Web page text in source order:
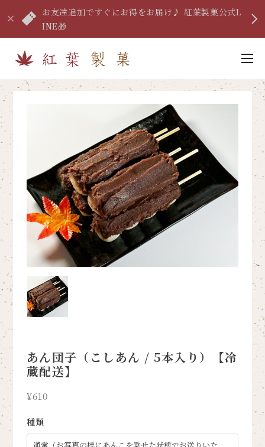
お友達追加ですぐにお得をお届け♪ 紅葉製菓公式L
INE🎁
あん団子（こしあん / 5本入り）【冷
蔵配送】
¥610
種類